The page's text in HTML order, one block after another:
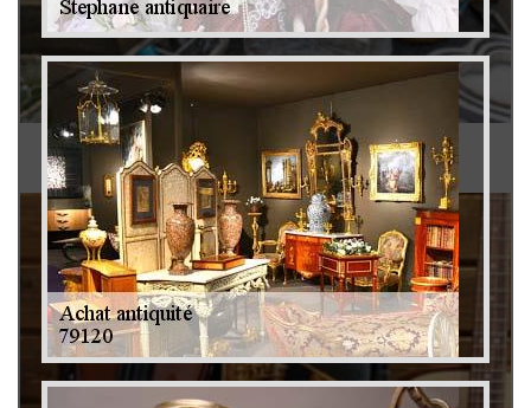
Brocanteur 79